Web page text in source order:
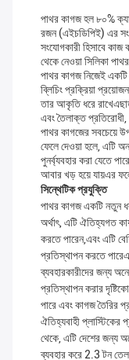
পাথর কাগজ হল ৮০%
রজন (এইচডিপিই) এর
সংযোগকারী হিসাবে কাজ
থেকে নেওয়া সিলিকা
পাথর কাগজ নিজেই
ব্লিচিং প্রক্রিয়া
তার আকৃতি ধরে
এবং তৈলাক্ত
পাথর কাগজের সবচেয়ে
ফেলে দেওয়া হলে, এটি
পুনর্ব্যবহার করা যেতে
আবার খড় হয়ে যায়এর
সিন্থেটিক প্রযুক্তি
পাথর কাগজ একটি নতুন
অর্থাৎ, এটি ঐতিহ্যগত
করতে পারেন,এবং এটি
প্রতিস্থাপন করতে
ব্যবহারকারীদের জন্য
প্রতিস্থাপন করার
পারে এবং কাগজ তৈরির
ঐতিহ্যবাহী প্লাস্টিকের
থেকে, এটি দেশের জন্য
ব্যবহার করে 2.3 টন